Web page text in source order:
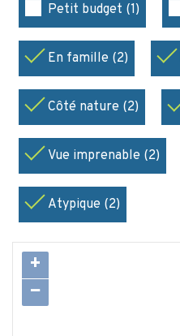
Petit budget (1)
En famille (2)
Côté nature (2)
Vue imprenable (2)
Atypique (2)
+
−